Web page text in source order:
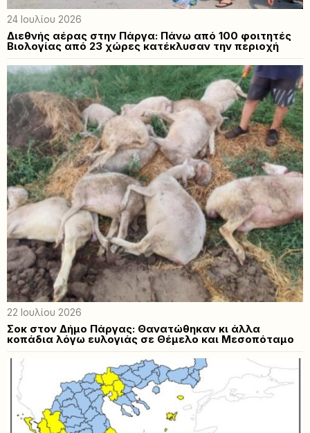
24 Ιουλίου 2026
Διεθνής αέρας στην Πάργα: Πάνω από 100 φοιτητές
Βιολογίας από 23 χώρες κατέκλυσαν την περιοχή
22 Ιουλίου 2026
Σοκ στον Δήμο Πάργας: Θανατώθηκαν κι άλλα
κοπάδια λόγω ευλογιάς σε Θέμελο και Μεσοπόταμο